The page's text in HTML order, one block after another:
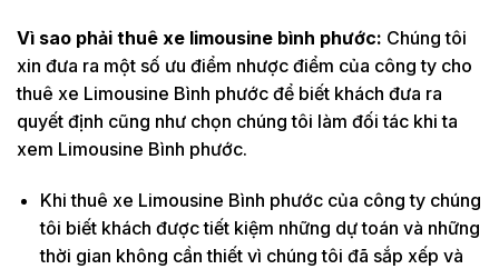
Vì sao phải thuê xe limousine bình phước: Chúng tôi
xin đưa ra một số ưu điểm nhược điểm của công ty cho
thuê xe Limousine Bình phước để biết khách đưa ra
quyết định cũng như chọn chúng tôi làm đối tác khi ta
xem Limousine Bình phước.
Khi thuê xe Limousine Bình phước của công ty chúng
tôi biết khách được tiết kiệm những dự toán và những
thời gian không cần thiết vì chúng tôi đã sắp xếp và